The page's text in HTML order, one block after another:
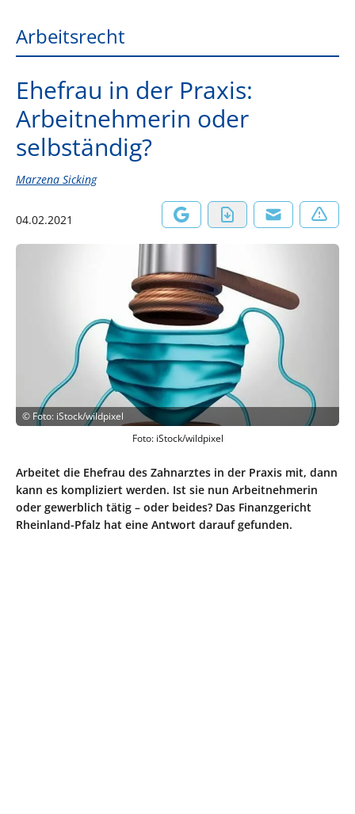
Arbeitsrecht
Ehefrau in der Praxis:
Arbeitnehmerin oder
selbständig?
Marzena Sicking
04.02.2021
© Foto: iStock/wildpixel
Foto: iStock/wildpixel
Arbeitet die Ehefrau des Zahnarztes in der Praxis mit, dann
kann es kompliziert werden. Ist sie nun Arbeitnehmerin
oder gewerblich tätig – oder beides? Das Finanzgericht
Rheinland-Pfalz hat eine Antwort darauf gefunden.